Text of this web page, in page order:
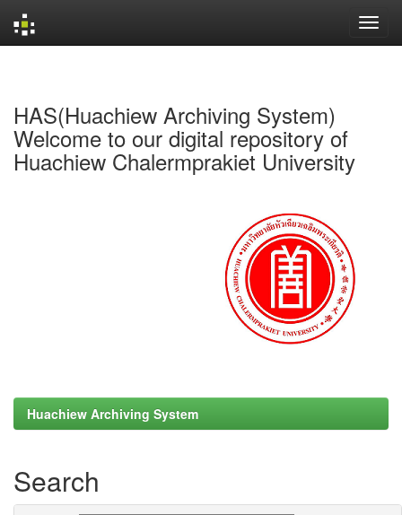
HAS(Huachiew Archiving System)
Welcome to our digital repository of
Huachiew Chalermprakiet University
Huachiew Archiving System
Search